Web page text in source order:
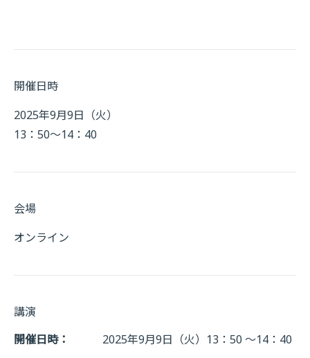
開催日時
2025年9月9日（火）
13：50～14：40
会場
オンライン
講演
開催日時：
2025年9月9日（火）13：50 ～14：40